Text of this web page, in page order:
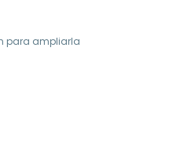
para ampliarla